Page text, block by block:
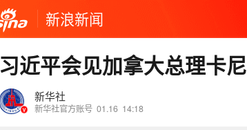
新浪新闻
习近平会见加拿大总理卡尼
新华社
新华社官方账号 01.16 14:18